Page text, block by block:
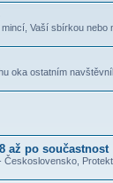
Vaší sbírkou nebo
oka ostatním
až po součastnost